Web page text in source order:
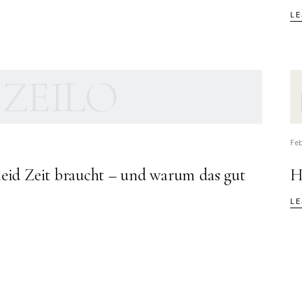
Zeit braucht – und warum das gut